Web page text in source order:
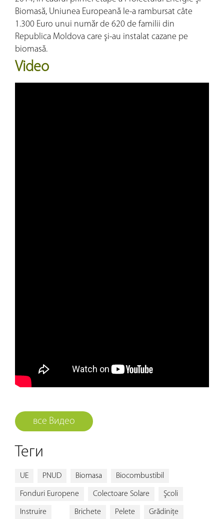
Biomasă, Uniunea Europeană le-a rambursat câte
1.300 Euro unui număr de 620 de familii din
Republica Moldova care şi-au instalat cazane pe
biomasă.
Video
все Видео
Теги
UE PNUD Biomasa Biocombustibil
Fonduri Europene Colectoare Solare Şcoli
Instruire Brichete Pelete Grădiniţe